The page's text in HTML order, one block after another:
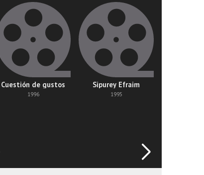
Cuestión de gustos
1996
Sipurey Efraim
1995